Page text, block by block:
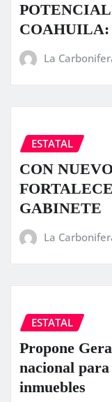
La
ESTATAL
CON
GABINETE
La
ESTATAL
Propone
nacional
inmuebles